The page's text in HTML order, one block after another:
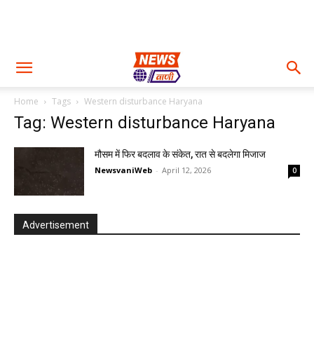
Home Tags Western disturbance Haryana
Tag: Western disturbance Haryana
मौसम में फिर बदलाव के संकेत, रात से बदलेगा मिजाज
NewsvaniWeb - April 12, 2026 0
Advertisement